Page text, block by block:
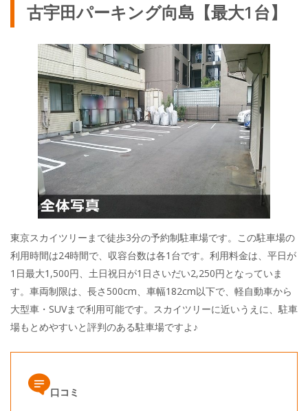
古宇田パーキング向島【最大1台】
東京スカイツリーまで徒歩3分の予約制駐車場です。この駐車場の
利用時間は24時間で、収容台数は各1台です。利用料金は、平日が
1日最大1,500円、土日祝日が1日さいだい2,250円となっていま
す。車両制限は、長さ500cm、車幅182cm以下で、軽自動車から
大型車・SUVまで利用可能です。スカイツリーに近いうえに、駐車
場もとめやすいと評判のある駐車場ですよ♪
口コミ